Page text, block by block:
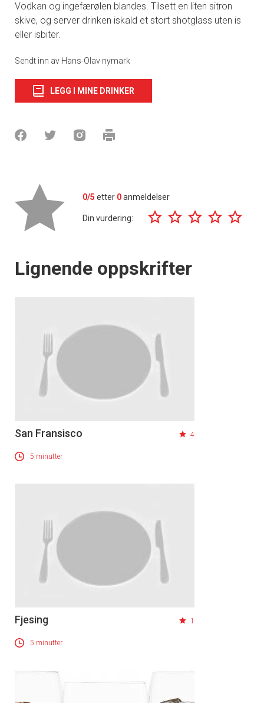
Vodkan og ingefærølen blandes. Tilsett en liten sitron
skive, og server drinken iskald et stort shotglass uten is
eller isbiter.
Sendt inn av Hans-Olav nymark
LEGG I MINE DRINKER
0/5 etter 0anmeldelser
Din vurdering:
Lignende oppskrifter
San Fransisco 4
5 minutter
Fjesing 1
5 minutter